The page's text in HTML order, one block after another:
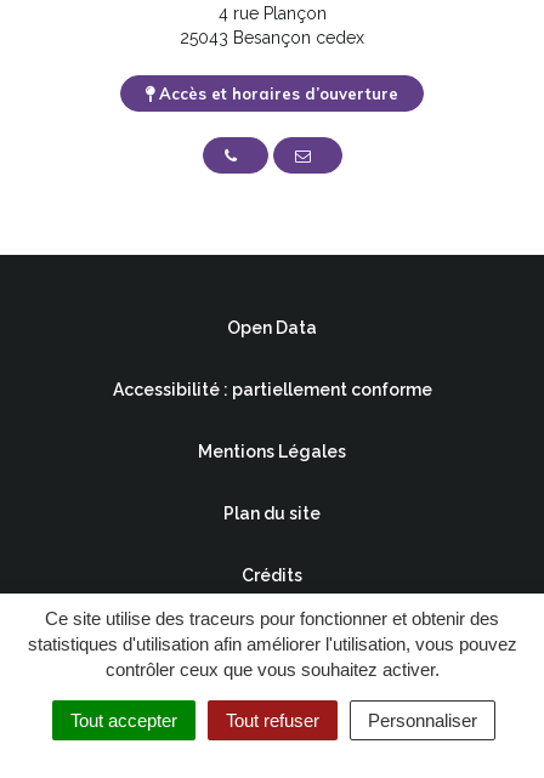
Ce site utilise des traceurs pour fonctionner et obtenir des
statistiques d'utilisation afin améliorer l'utilisation, vous pouvez
contrôler ceux que vous souhaitez activer.
Tout accepter Tout refuser Personnaliser
Besançon&moi Recherche
4 rue Plançon
25043 Besançon cedex
Accès et horaires d’ouverture
03 81 87 88 89Nous contacter
Open Data
Accessibilité : partiellement conforme
Mentions Légales
Plan du site
Crédits